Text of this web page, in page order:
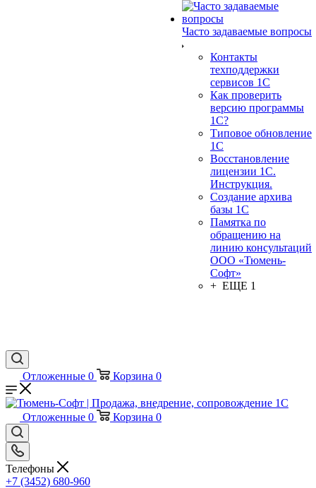
Часто задаваемые вопросы
Контакты
техподдержки
сервисов 1С
Как проверить
версию программы
1С?
Типовое обновление
1С
Восстановление
лицензии 1С.
Инструкция.
Создание архива
базы 1С
Памятка по
обращению на
линию консультаций
ООО «Тюмень-
Софт»
+ ЕЩЕ 1
Отложенные 0 Корзина 0
Отложенные 0 Корзина 0
Телефоны
+7 (3452) 680-960